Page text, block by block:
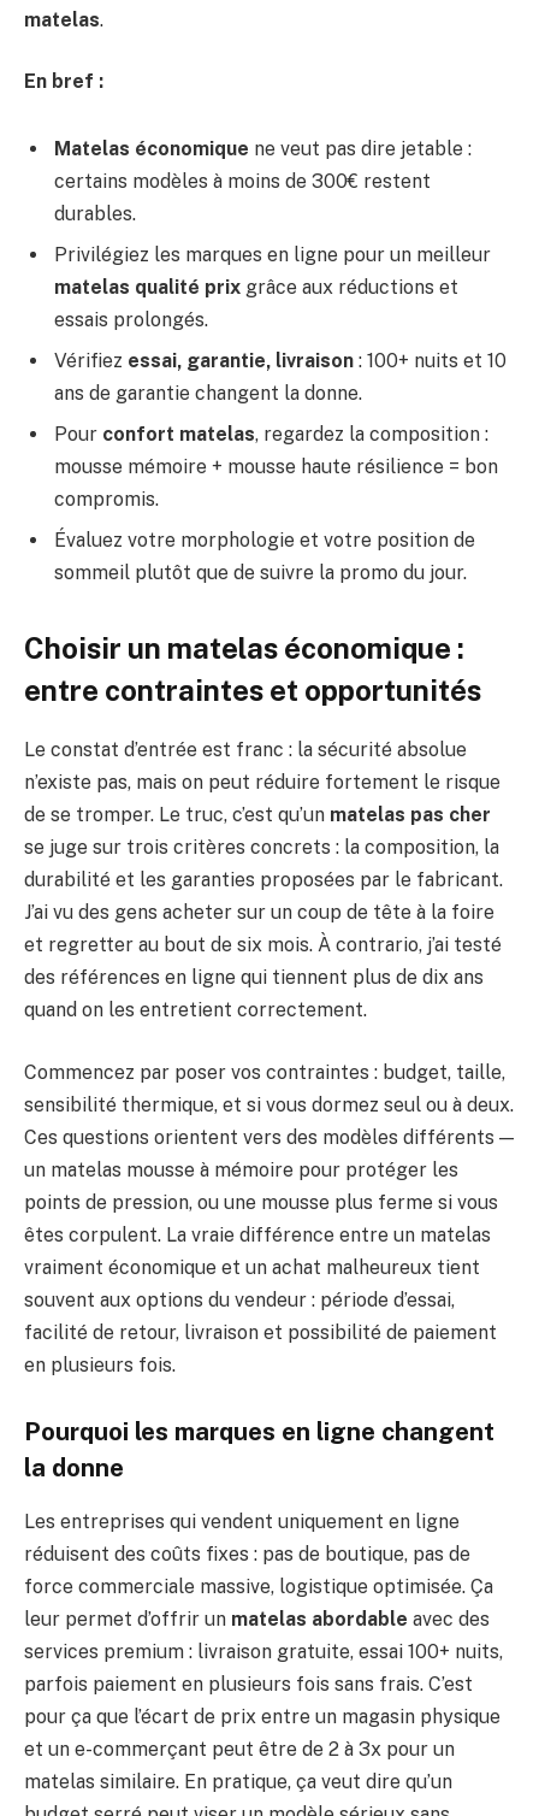
matelas.
En bref :
Matelas économique ne veut pas dire jetable :
certains modèles à moins de 300€ restent
durables.
Privilégiez les marques en ligne pour un meilleur
matelas qualité prix grâce aux réductions et
essais prolongés.
Vérifiez essai, garantie, livraison : 100+ nuits et 10
ans de garantie changent la donne.
Pour confort matelas, regardez la composition :
mousse mémoire + mousse haute résilience = bon
compromis.
Évaluez votre morphologie et votre position de
sommeil plutôt que de suivre la promo du jour.
Choisir un matelas économique :
entre contraintes et opportunités
Le constat d’entrée est franc : la sécurité absolue
n’existe pas, mais on peut réduire fortement le risque
de se tromper. Le truc, c’est qu’un matelas pas cher
se juge sur trois critères concrets : la composition, la
durabilité et les garanties proposées par le fabricant.
J’ai vu des gens acheter sur un coup de tête à la foire
et regretter au bout de six mois. À contrario, j’ai testé
des références en ligne qui tiennent plus de dix ans
quand on les entretient correctement.
Commencez par poser vos contraintes : budget, taille,
sensibilité thermique, et si vous dormez seul ou à deux.
Ces questions orientent vers des modèles différents —
un matelas mousse à mémoire pour protéger les
points de pression, ou une mousse plus ferme si vous
êtes corpulent. La vraie différence entre un matelas
vraiment économique et un achat malheureux tient
souvent aux options du vendeur : période d’essai,
facilité de retour, livraison et possibilité de paiement
en plusieurs fois.
Pourquoi les marques en ligne changent
la donne
Les entreprises qui vendent uniquement en ligne
réduisent des coûts fixes : pas de boutique, pas de
force commerciale massive, logistique optimisée. Ça
leur permet d’offrir un matelas abordable avec des
services premium : livraison gratuite, essai 100+ nuits,
parfois paiement en plusieurs fois sans frais. C’est
pour ça que l’écart de prix entre un magasin physique
et un e-commerçant peut être de 2 à 3x pour un
matelas similaire. En pratique, ça veut dire qu’un